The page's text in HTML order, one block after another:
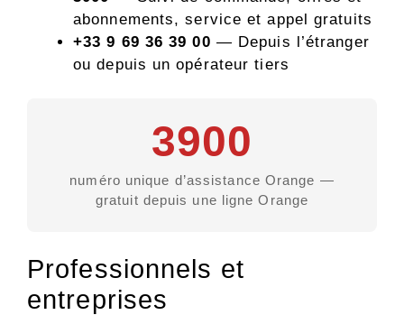
abonnements, service et appel gratuits
+33 9 69 36 39 00 — Depuis l’étranger
ou depuis un opérateur tiers
3900
numéro unique d’assistance Orange —
gratuit depuis une ligne Orange
Professionnels et
entreprises